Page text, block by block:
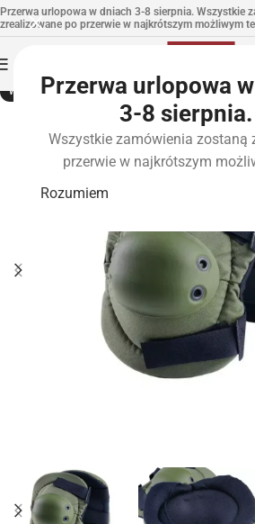
Przerwa urlopowa
3-8 sierpnia.
Wszystkie zamówienia zostaną
przerwie w najkrótszym
Rozumiem
Przerwa urlopowa w dniach 3-8 sierpnia. Wszystkie
zrealizowane po przerwie w najkrótszym możliwym
WYPRZEDANE